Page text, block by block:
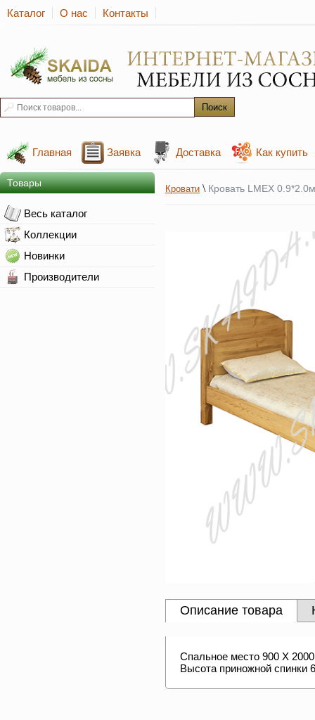
Каталог О нас Контакты
Главная Заявка Доставка Как купить
Товары
Весь каталог
Коллекции
Новинки
Производители
Кровати \ Кровать LMEX 0.9*2.0м
Описание товара
Спальное место 900 Х 2000
Высота приножной спинки